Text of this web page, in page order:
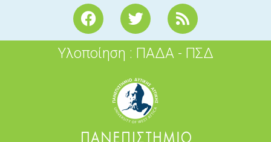
F
a
c
e
T
w
i
t
e
r
R
s
s
Υλοποίηση : ΠΑΔΑ - ΠΣΔ